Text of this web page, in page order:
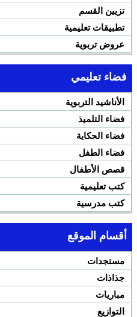
تزيين القسم
تطبيقات تعليمية
عروض تربوية
فضاء تعليمي
الأناشيد التربوية
فضاء التلميذ
فضاء الحكاية
فضاء الطفل
قصص الأطفال
كتب تعليمية
كتب مدرسية
أقسام الموقع
مستجدات
جذاذات
مباريات
التوازيع